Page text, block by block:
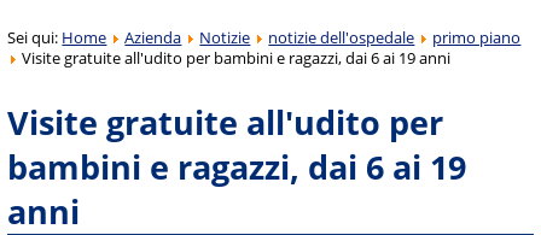
Sei qui: Home Azienda Notizie notizie dell'ospedale
primo piano
Visite gratuite all'udito per bambini e ragazzi, dai 6 ai 19 anni
Visite gratuite all'udito per
bambini e ragazzi, dai 6 ai 19
anni